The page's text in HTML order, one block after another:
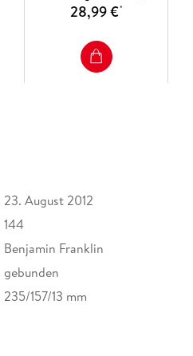
28,99 €*
23. August 2012
144
Benjamin Franklin
gebunden
235/157/13 mm